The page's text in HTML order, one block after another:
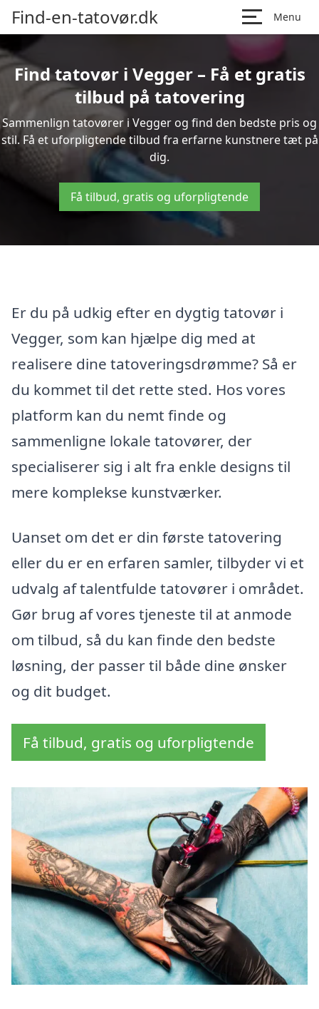
Find-en-tatovør.dk Menu
Find tatovør i Vegger – Få et gratis
tilbud på tatovering
Sammenlign tatovører i Vegger og find den bedste pris og
stil. Få et uforpligtende tilbud fra erfarne kunstnere tæt på
dig.
Få tilbud, gratis og uforpligtende
Er du på udkig efter en dygtig tatovør i
Vegger, som kan hjælpe dig med at
realisere dine tatoveringsdrømme? Så er
du kommet til det rette sted. Hos vores
platform kan du nemt finde og
sammenligne lokale tatovører, der
specialiserer sig i alt fra enkle designs til
mere komplekse kunstværker.
Uanset om det er din første tatovering
eller du er en erfaren samler, tilbyder vi et
udvalg af talentfulde tatovører i området.
Gør brug af vores tjeneste til at anmode
om tilbud, så du kan finde den bedste
løsning, der passer til både dine ønsker
og dit budget.
Få tilbud, gratis og uforpligtende